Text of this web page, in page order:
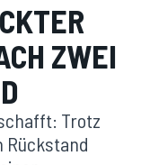
ZWEI
Trotz
Rückstand